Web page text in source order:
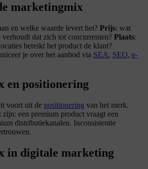
marketingmix
en welke waarde levert het? Prijs: wat
dat zich tot concurrenten? Plaats:
bereikt het product de klant?
je over het aanbod via SEA, SEO, e-
en positionering
voort uit de positionering van het merk.
zijn: een premium product vraagt een
distributiekanalen. Inconsistentie
in digitale marketing